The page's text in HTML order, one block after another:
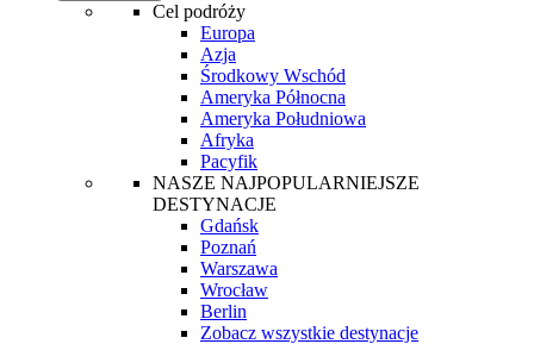
Cel podróży
Europa
Azja
Środkowy Wschód
Ameryka Północna
Ameryka Południowa
Afryka
Pacyfik
NASZE NAJPOPULARNIEJSZE
DESTYNACJE
Gdańsk
Poznań
Warszawa
Wrocław
Berlin
Zobacz wszystkie destynacje